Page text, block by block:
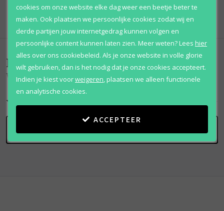
Qshops Keurmerk
Beoordelingen (0)
Vanilla Musk
cookies om onze website elke dag weer een beetje beter te
maken. Ook plaatsen we persoonlijke cookies zodat wij en
derde partijen jouw internetgedrag kunnen volgen en
persoonlijke content kunnen laten zien. Meer weten?Lees hier
alles over ons cookiebeleid. Als je onze website in volle glorie
wilt gebruiken, dan is het nodig dat je onze cookies accepteert.
Indien je kiest voorweigeren plaatsen we alleen functionele
en analytische cookies.
ACCEPTEER